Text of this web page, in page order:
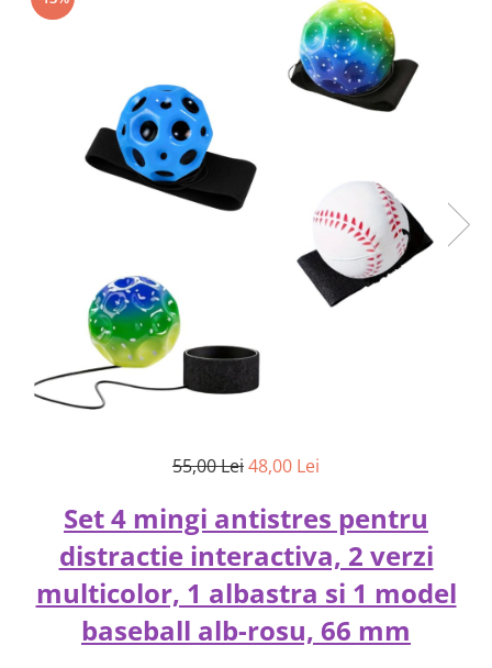
55,00 Lei48,00 Lei
Set 4 mingi antistres pentru
distractie interactiva, 2 verzi
multicolor, 1 albastra si 1 model
baseball alb-rosu, 66 mm